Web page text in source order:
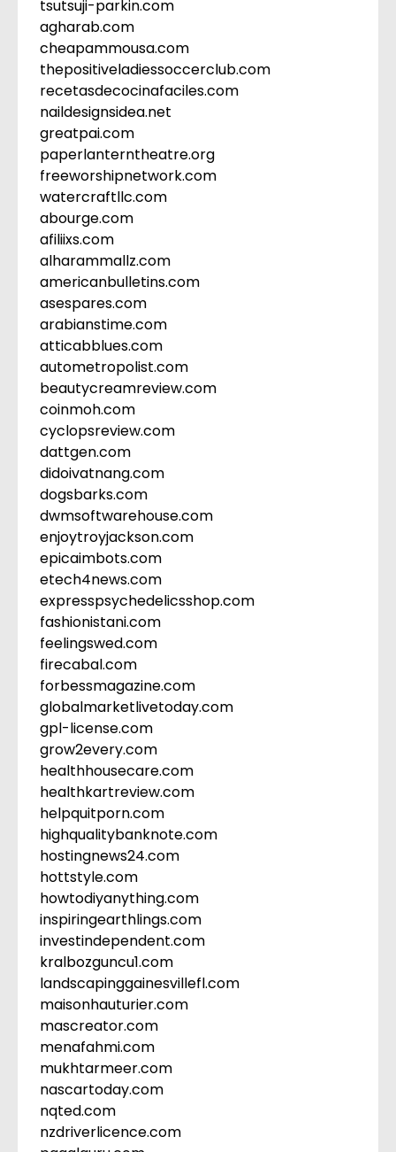
tsutsuji-parkin.com
agharab.com
cheapammousa.com
thepositiveladiessoccerclub.com
recetasdecocinafaciles.com
naildesignsidea.net
greatpai.com
paperlanterntheatre.org
freeworshipnetwork.com
watercraftllc.com
abourge.com
afiliixs.com
alharammallz.com
americanbulletins.com
asespares.com
arabianstime.com
atticabblues.com
autometropolist.com
beautycreamreview.com
coinmoh.com
cyclopsreview.com
dattgen.com
didoivatnang.com
dogsbarks.com
dwmsoftwarehouse.com
enjoytroyjackson.com
epicaimbots.com
etech4news.com
expresspsychedelicsshop.com
fashionistani.com
feelingswed.com
firecabal.com
forbessmagazine.com
globalmarketlivetoday.com
gpl-license.com
grow2every.com
healthhousecare.com
healthkartreview.com
helpquitporn.com
highqualitybanknote.com
hostingnews24.com
hottstyle.com
howtodiyanything.com
inspiringearthlings.com
investindependent.com
kralbozguncu1.com
landscapinggainesvillefl.com
maisonhauturier.com
mascreator.com
menafahmi.com
mukhtarmeer.com
nascartoday.com
nqted.com
nzdriverlicence.com